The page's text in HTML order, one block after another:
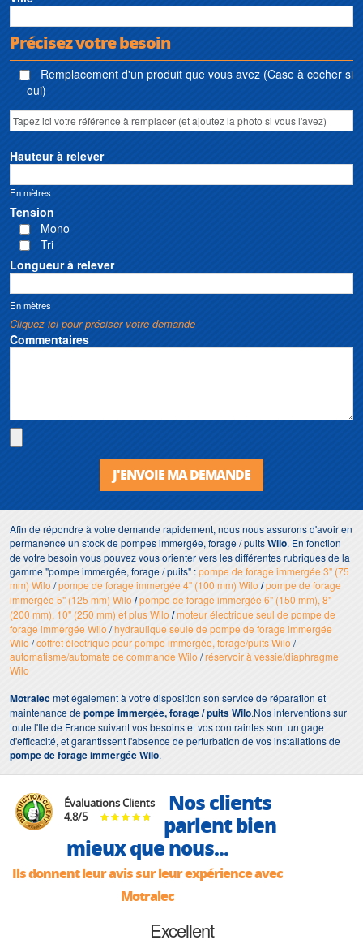
Précisez votre besoin
Remplacement d'un produit que vous avez (Case à cocher si
oui)
Hauteur à relever
En mètres
Tension
Mono
Tri
Longueur à relever
En mètres
Cliquez ici pour préciser votre demande
Commentaires
J'ENVOIE MA DEMANDE
Afin de répondre à votre demande rapidement, nous nous assurons d'avoir en
permanence un stock de pompes immergée, forage / puitsWilo. En fonction
de votre besoin vous pouvez vous orienter vers les différentes rubriques de la
gamme "pompe immergée, forage / puits" :pompe de forage immergée 3" (75
mm) Wilo /pompe de forage immergée 4" (100 mm) Wilo /pompe de forage
immergée 5" (125 mm) Wilo /pompe de forage immergée 6" (150 mm), 8"
(200 mm), 10" (250 mm) et plus Wilo /moteur électrique seul de pompe de
forage immergée Wilo /hydraulique seule de pompe de forage immergée
Wilo /coffret électrique pour pompe immergée, forage/puits Wilo /
automatisme/automate de commande Wilo /réservoir à vessie/diaphragme
Wilo
Motralecmet également à votre disposition son service de réparation et
maintenance depompe immergée, forage / puits Wilo.Nos interventions sur
toute l'Ile de France suivant vos besoins et vos contraintes sont un gage
d'efficacité, et garantissent l'absence de perturbation de vos installations de
pompe de forage immergée Wilo.
Évaluations Clients
4.8/5
Nos clients
parlent bien
mieux que nous...
Ils donnent leur avis sur leur expérience avec
Motralec
Excellent